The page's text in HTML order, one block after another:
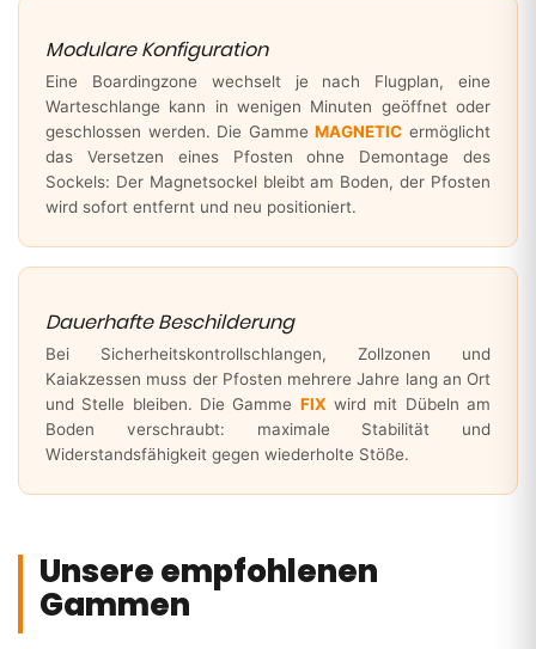
Modulare Konfiguration
Eine Boardingzone wechselt je nach Flugplan, eine
Warteschlange kann in wenigen Minuten geöffnet oder
geschlossen werden. Die GammeMAGNETIC ermöglicht
das Versetzen eines Pfosten ohne Demontage des
Sockels: Der Magnetsockel bleibt am Boden, der Pfosten
wird sofort entfernt und neu positioniert.
Dauerhafte Beschilderung
Bei Sicherheitskontrollschlangen, Zollzonen und
Kaiakzessen muss der Pfosten mehrere Jahre lang an Ort
und Stelle bleiben. Die Gamme FIX wird mit Dübeln am
Boden verschraubt: maximale Stabilität und
Widerstandsfähigkeit gegen wiederholte Stöße.
Unsere empfohlenen
Gammen